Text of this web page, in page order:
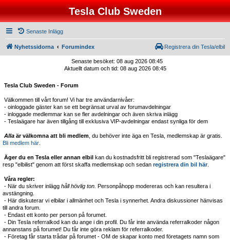
Tesla Club Sweden
Senaste Inlägg
Nyhetssidorna Forumindex Registrera din Tesla/elbil
Senaste besöket: 08 aug 2026 08:45
Aktuellt datum och tid: 08 aug 2026 08:45
Tesla Club Sweden - Forum
Välkommen till vårt forum! Vi har tre användarnivåer:
- oinloggade gäster kan se ett begränsat urval av forumavdelningar
- inloggade medlemmar kan se fler avdelningar och även skriva inlägg
- Teslaägare har även tillgång till exklusiva VIP-avdelningar endast synliga för dem
Alla är välkomna att bli medlem , du behöver inte äga en Tesla, medlemskap är gratis.
Bli medlem här
Äger du en Tesla eller annan elbil kan du kostnadsfritt bli registrerad som "Teslaägare"
resp "elbilist" genom att först skaffa medlemskap och sedan registrera din bil här.
Våra regler:
- När du skriver inlägg håll hövlig ton. Personpåhopp modereras och kan resultera i
avstängning.
- Här diskuterar vi elbilar i allmänhet och Tesla i synnerhet. Andra diskussioner hänvisas
till andra forum.
- Endast ett konto per person på forumet.
- Din Tesla referralkod kan du ange i din profil. Du får inte använda referralkoder någon
annanstans på forumet! Du får inte göra reklam för referralkoder.
- Företag får starta trådar på forumet - OM de skapar konto med företagets namn som